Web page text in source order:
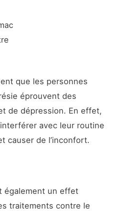
que les personnes
éprouvent des
de dépression. En effet,
avec leur routine
causer de l’inconfort.
également un effet
traitements contre le